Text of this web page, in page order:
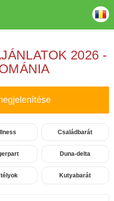
2026 -
Családbarát
Duna-delta
Kutyabarát